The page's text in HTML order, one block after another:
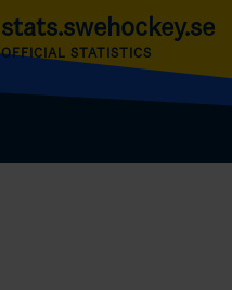
stats.swehockey.se
OFFICIAL STATISTICS